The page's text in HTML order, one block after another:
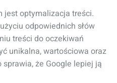
jest optymalizacja treści.
odpowiednich słów
treści do oczekiwań
unikalna, wartościowa oraz
że Google lepiej ją